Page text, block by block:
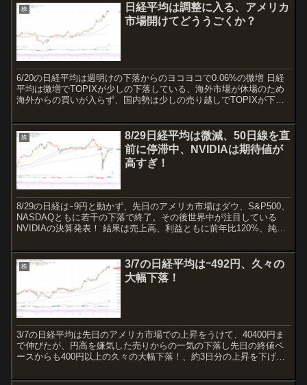
株
日経平均は調整に入る、アメリカ
市場開けてどううごくか？
6/20の日経平均は週明けの下落からのヨコヨコで0.06%の微増 日経
平均は微増でTOPIXが少しの下落している、海外市場が休場のため
海外からの買いが入らず、国内勢は少しの売り越しでTOPIXが下落
株
8/29日経平均は微減、50日線を直
前に停滞中、NVIDIAは期待値が
高すぎ！
8/29の日経はｰ9円と動かず、先日のアメリカ市場はダウ、S&P500、
NASDAQともに若干の下落で終了。その後世界中が注目している
NVIDIAの決算発表！ 結果は売上高、利益ともに前年比120%、純利
株
3/7の日経平均はｰ492円、久々の
大幅下落！
3/7の日経平均は先日のアメリカ市場での上昇をうけて、40400円ま
で伸びたが、円高を嫌気した売りからの一気の下落し先日の終値ベ
ースからも400円以上の久々の大幅下落！、約3日分の上昇を下げ